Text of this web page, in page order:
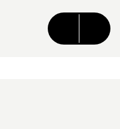
CONTENU